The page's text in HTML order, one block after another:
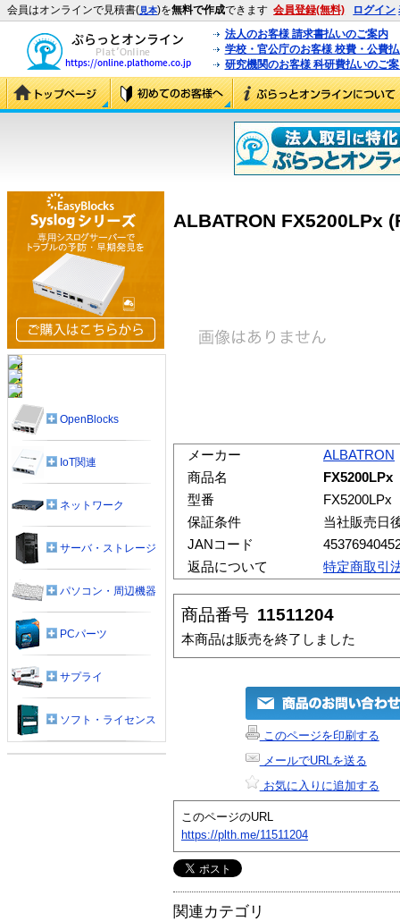
会員はオンラインで見積書(見本)を無料で作成できます 会員登録(無料) ログイン
法人のお客様 請求書払いのご案内
学校・官公庁のお客様 校費・公費
研究機関のお客様 科研費払いのご
ALBATRON FX5200LPx
メーカー
ALBATRON
商品名
FX5200LPx
型番
FX5200LPx
保証条件
当社販売日
JANコード
返品について
特定商取引
商品番号 11511204
本商品は販売を終了しました
このページを印刷する
メールでURLを送る
お気に入りに追加する
このページのURL
https://plth.me/11511204
関連カテゴリ
OpenBlocks
IoT関連
ネットワーク
サーバ・ストレージ
パソコン・周辺機器
PCパーツ
サプライ
ソフト・ライセンス